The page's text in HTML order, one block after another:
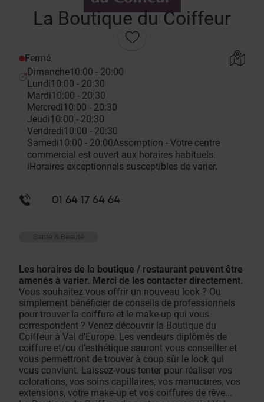
La Boutique du Coiffeur
Fermé
Dimanche10:00 - 20:00
Lundi10:00 - 20:30
Mardi10:00 - 20:30
Mercredi10:00 - 20:30
Jeudi10:00 - 20:30
Vendredi10:00 - 20:30
Samedi10:00 - 20:00Assomption - Votre centre
commercial est ouvert aux horaires habituels.
iHoraires exceptionnels susceptibles de varier.
01 64 17 64 64
Santé & Beauté
Les horaires de la boutique / restaurant peuvent être
amenés à varier. Merci de les contacter directement.
Vous souhaitez vous offrir un nouveau look ? Ou
simplement bénéficier de conseils de professionnels
pour trouver la coiffure et le make-up qui vous
correspondent ? Venez découvrir la Boutique du
Coiffeur à Val d'Europe. Les vendeurs diplômés de
coiffure et/ou d’esthétique sauront vous conseiller et
vous permettront de trouver à coup sûr le look qui
vous convient. Laissez-vous tenter pour réaliser vos
colorations, vos soins capillaires, vos manucures, vos
extensions, votre make-up et vos coiffures de rêve...